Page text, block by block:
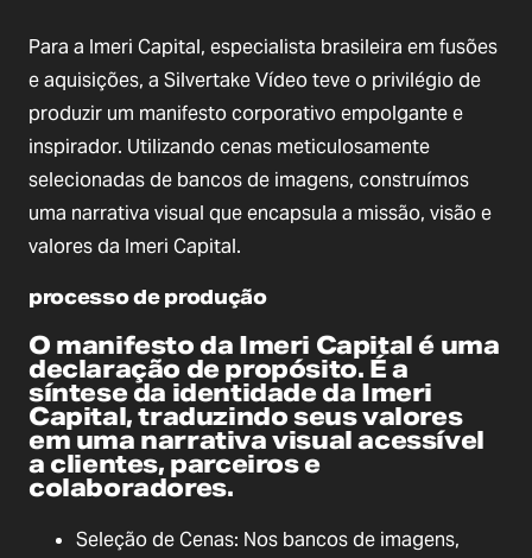
Para a Imeri Capital, especialista brasileira em fusões
e aquisições, a Silvertake Vídeo teve o privilégio de
produzir um manifesto corporativo empolgante e
inspirador. Utilizando cenas meticulosamente
selecionadas de bancos de imagens, construímos
uma narrativa visual que encapsula a missão, visão e
valores da Imeri Capital.
processo de produção
O manifesto da Imeri Capital é uma
declaração de propósito. É a
síntese da identidade da Imeri
Capital, traduzindo seus valores
em uma narrativa visual acessível
a clientes, parceiros e
colaboradores.
Seleção de Cenas: Nos bancos de imagens,